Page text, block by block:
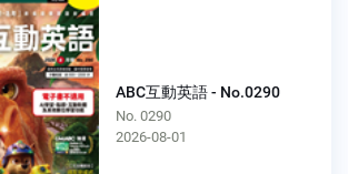
ABC互動英語 - No.0290
No. 0290
2026-08-01